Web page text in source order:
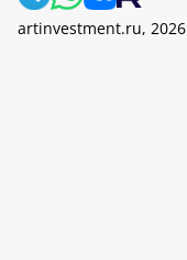
artinvestment.ru, 2026